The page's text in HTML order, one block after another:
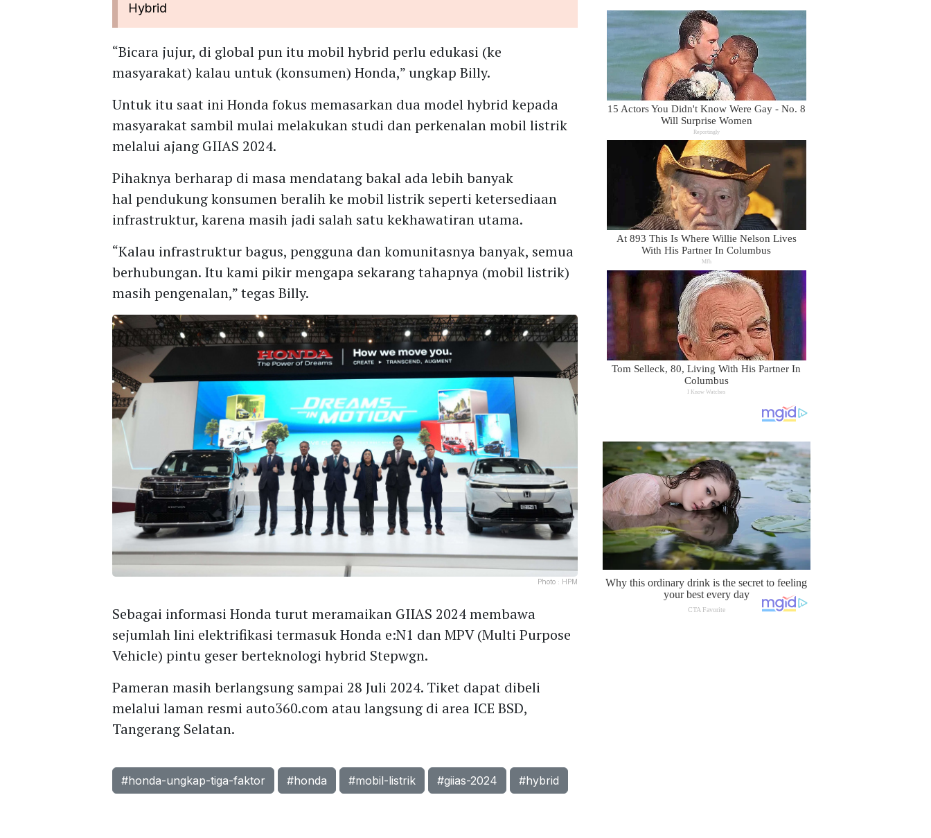
Hybrid
“Bicara jujur, di global pun itu mobil hybrid perlu edukasi (ke
masyarakat) kalau untuk (konsumen) Honda,” ungkap Billy.
Untuk itu saat ini Honda fokus memasarkan dua model hybrid kepada
masyarakat sambil mulai melakukan studi dan perkenalan mobil listrik
melalui ajang GIIAS 2024.
Pihaknya berharap di masa mendatang bakal ada lebih banyak
hal pendukung konsumen beralih ke mobil listrik seperti ketersediaan
infrastruktur, karena masih jadi salah satu kekhawatiran utama.
“Kalau infrastruktur bagus, pengguna dan komunitasnya banyak, semua
berhubungan. Itu kami pikir mengapa sekarang tahapnya (mobil listrik)
masih pengenalan,” tegas Billy.
Photo : HPM
Sebagai informasi Honda turut meramaikan GIIAS 2024 membawa
sejumlah lini elektrifikasi termasuk Honda e:N1 dan MPV (Multi Purpose
Vehicle) pintu geser berteknologi hybrid Stepwgn.
Pameran masih berlangsung sampai 28 Juli 2024. Tiket dapat dibeli
melalui laman resmi auto360.com atau langsung di area ICE BSD,
Tangerang Selatan.
#honda-ungkap-tiga-faktor #honda #mobil-listrik #giias-2024 #hybrid